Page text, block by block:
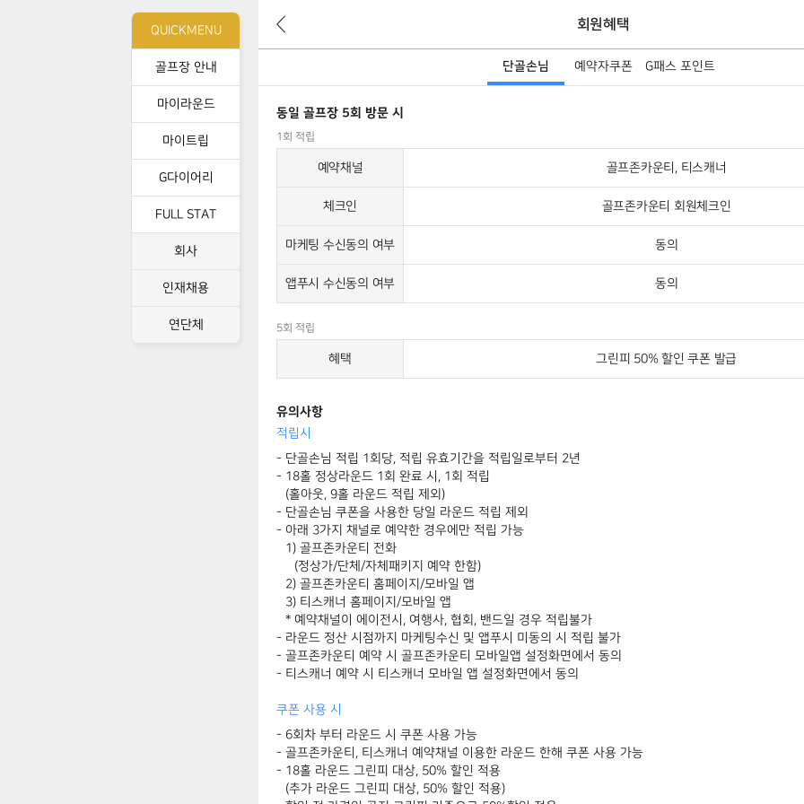
회원혜택
뒤
로
가
단골손님 예약자쿠폰 G패스 포인트
단
골
손
동일 골프장 5회 방문 시
1회 적립
예약채널 골프존카운티, 티스캐너
체크인 골프존카운티 회원체크인
마케팅 수신동의 여부 동의
앱푸시 수신동의 여부 동의
5회 적립
혜택 그린피 50% 할인 쿠폰 발급
유의사항
적립시
단골손님 적립 1회당, 적립 유효기간을 적립일로부터 2년
18홀 정상라운드 1회 완료 시, 1회 적립
(홀아웃, 9홀 라운드 적립 제외)
단골손님 쿠폰을 사용한 당일 라운드 적립 제외
아래 3가지 채널로 예약한 경우에만 적립 가능
1) 골프존카운티 전화
(정상가/단체/자체패키지 예약 한함)
2) 골프존카운티 홈페이지/모바일 앱
3) 티스캐너 홈페이지/모바일 앱
* 예약채널이 에이전시, 여행사, 협회, 밴드일 경우 적립불가
라운드 정산 시점까지 마케팅수신 및 앱푸시 미동의 시 적립 불가
골프존카운티 예약 시 골프존카운티 모바일앱 설정화면에서 동의
티스캐너 예약 시 티스캐너 모바일 앱 설정화면에서 동의
쿠폰 사용 시
6회차 부터 라운드 시 쿠폰 사용 가능
골프존카운티, 티스캐너 예약채널 이용한 라운드 한해 쿠폰 사용 가능
18홀 라운드 그린피 대상, 50% 할인 적용
(추가 라운드 그린피 대상, 50% 할인 적용)
QUICKMENU
골프장 안내
마이라운드
마이트립
G다이어리
FULL STAT
회사
인재채용
연단체